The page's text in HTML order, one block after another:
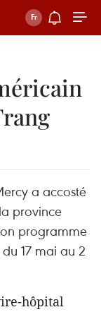
a accosté
province
programme
17 mai au 2
hôpital